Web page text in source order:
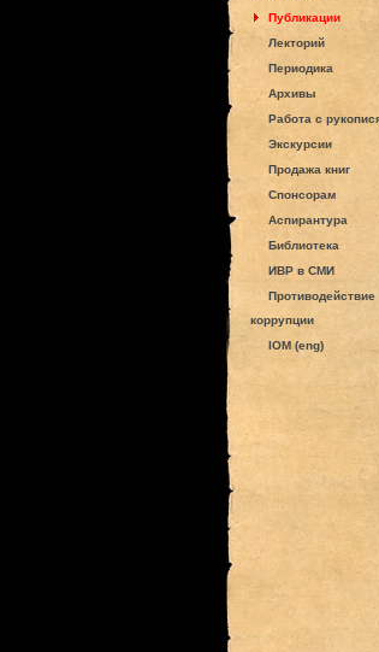
Публикации
Лекторий
Периодика
Архивы
Работа с
Экскурсии
Продажа книг
Спонсорам
Аспирантура
Библиотека
ИВР в СМИ
Противодействие
коррупции
IOM (eng)